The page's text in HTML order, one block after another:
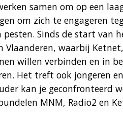
samen om op een
om zich te engageren
pesten. Sinds de start van
Vlaanderen, waarbij
willen verbinden en in
Het treft ook jongeren
kan je geconfronteerd
MNM, Radio2 en